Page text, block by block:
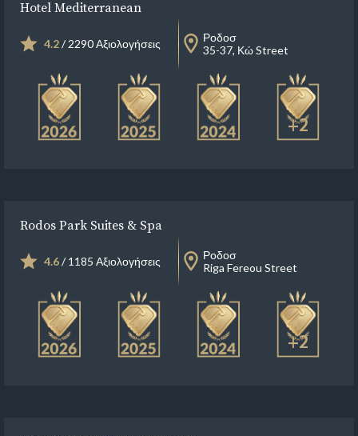
Hotel Mediterranean
4.2/ 2290 Αξιολογήσεις
Ροδοσ
35-37, Κώ Street
+2
Rodos Park Suites & Spa
4.6/ 1185 Αξιολογήσεις
Ροδοσ
Riga Fereou Street
+2